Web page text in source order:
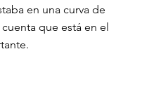
en una curva de
que está en el